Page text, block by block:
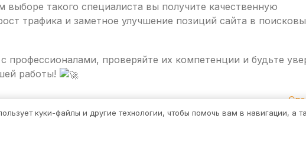
выборе такого специалиста вы получите качественную
трафика и заметное улучшение позиций сайта в
профессионалами, проверяйте их компетенции и будьте
работы!
куки-файлы и другие технологии, чтобы помочь вам в навигации, а